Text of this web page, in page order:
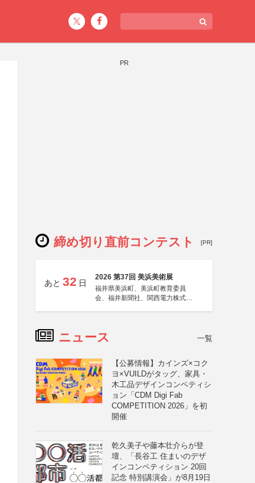
PR
締め切り直前コンテスト [PR]
あと 32 日
2026 第37回 美浜美術展
福井県美浜町、美浜町教育委員
会、福井新聞社、関西電力株式会
ニュース 一覧
【公募情報】カインズ×コク
ヨ×VUILDがタッグ、家具・
木工品デザインコンペティシ
ョン「CDM Digi Fab
COMPETITION 2026」を初
開催
乾久美子や藤本壮介らが登
壇、「長谷工 住まいのデザ
インコンペティション 20回
記念 特別講演会」が8月19日